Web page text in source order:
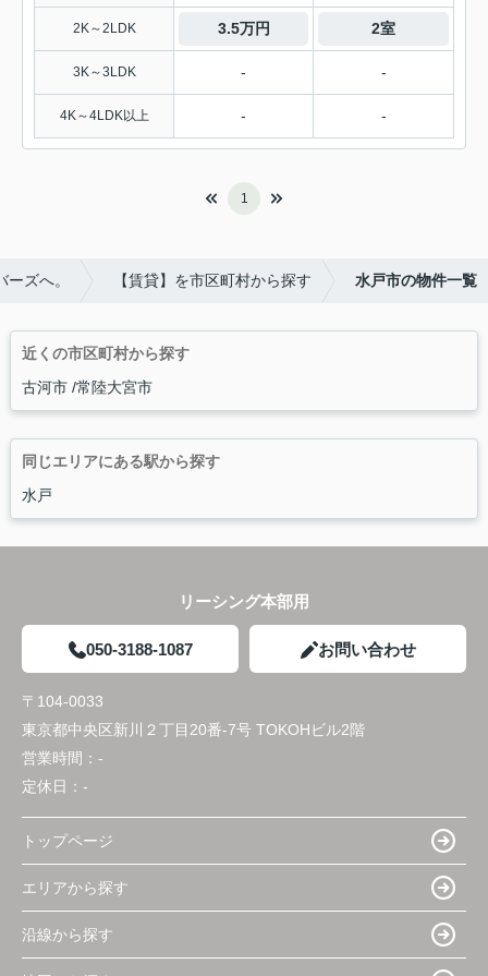
2K～2LDK 3.5万円 2室
3K～3LDK - -
4K～4LDK以上 - -
1
ズへ。 【賃貸】を市区町村から探す 水戸市の物件一覧
近くの市区町村から探す
古河市 常陸大宮市
同じエリアにある駅から探す
水戸
リーシング本部用
050-3188-1087 お問い合わせ
〒104-0033
東京都中央区新川２丁目20番-7号 TOKOHビル2階
営業時間： -
定休日： -
トップページ
エリアから探す
沿線から探す